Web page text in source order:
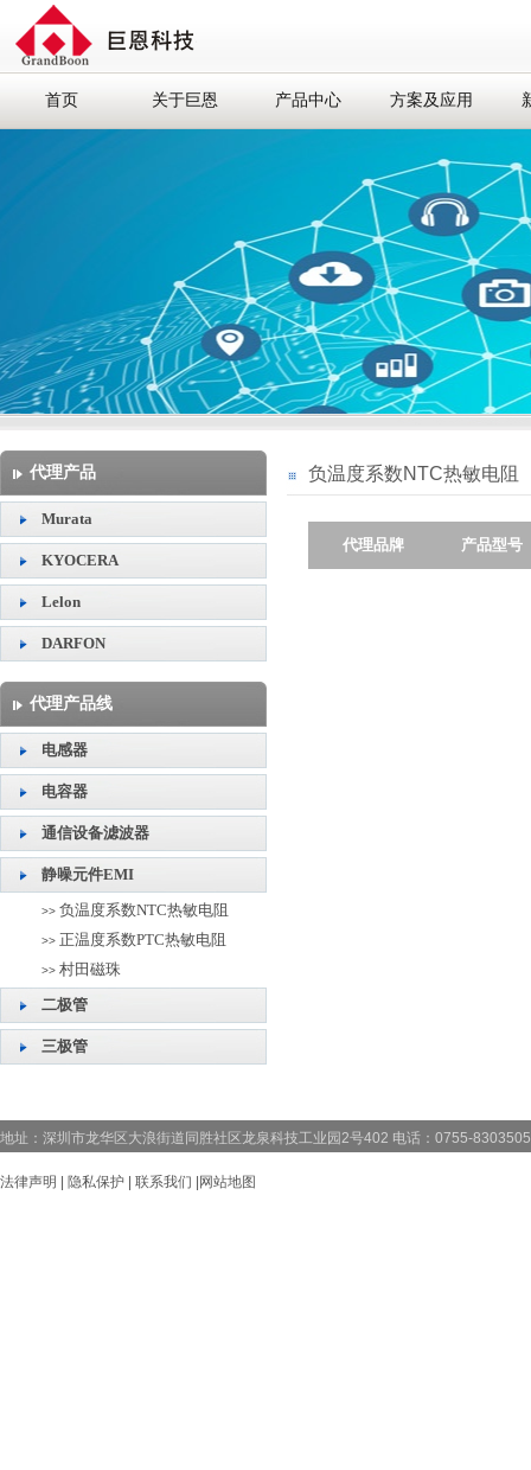
首页 关于巨恩 产品中心 方案及应用
代理产品
Murata
KYOCERA
Lelon
DARFON
代理产品线
电感器
电容器
通信设备滤波器
静噪元件EMI
>> 负温度系数NTC热敏电阻
>> 正温度系数PTC热敏电阻
>> 村田磁珠
二极管
三极管
负温度系数NTC热敏电阻
代理品牌 产品型号
地址：深圳市龙华区大浪街道同胜社区龙泉科技工业园2号402 电话：0755-
法律声明 隐私保护 联系我们 网站地图